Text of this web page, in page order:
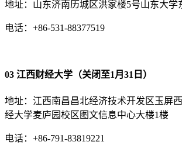
地址：山东济南历城区洪家楼5号山东大学
电话：+86-531-88377519
03 江西财经大学（关闭至1月31日）
地址：江西南昌昌北经济技术开发区玉屏
经大学麦庐园校区图文信息中心大楼1楼
电话：+86-791-83819221